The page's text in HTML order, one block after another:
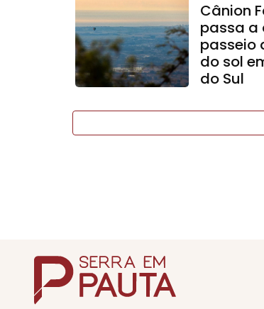
Cânion
passa a
passeio
do sol
do Sul